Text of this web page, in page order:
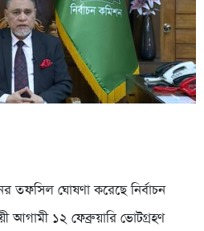
তফসিল ঘোষণা করেছে নির্বাচন
আগামী ১২ ফেব্রুয়ারি ভোটগ্রহণ